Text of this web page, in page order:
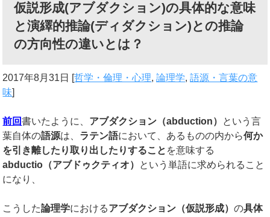
仮説形成(アブダクション)の具体的な意味
と演繹的推論(ディダクション)との推論
の方向性の違いとは？
2017年8月31日 [哲学・倫理・心理,論理学,語源・言葉の意
味]
前回書いたように、 アブダクション（abduction） という言
葉自体の語源は、 ラテン語において、あるものの内から何か
を引き離したり取り出したりすること を意味する
abductio （アブドゥクティオ） という単語に求められること
になり、
こうした論理学におけるアブダクション（仮説形成）の具体